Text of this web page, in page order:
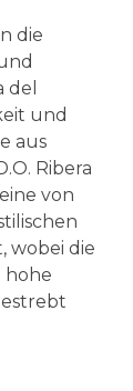
die
del
und
aus
Ribera
von
wobei die
hohe